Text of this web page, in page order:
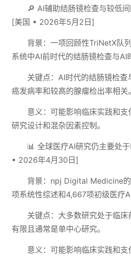
🔎 AI辅助结肠镜检查与较低
[美国 • 2026年5月2日]
背景：一项回顾性TriNetX队
系统中AI前时代的结肠镜检查与AI
关键点：AI时代的结肠镜检查
癌发病率和较高的腺瘤检出率相关。
意义：可能影响临床实践和
研究设计和混杂因素控制。
📊 全球医疗AI研究仍主要处
• 2026年4月30日]
背景：npj Digital Medicine
项系统性综述和4,667项初级医疗AI
关键点：大多数研究处于临
有限且通常是单中心研究。
意义：可能影响临床实践和